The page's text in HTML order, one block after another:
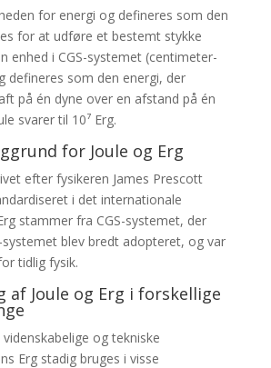
for energi og defineres som den
for at udføre et bestemt stykke
enhed i CGS-systemet (centimeter-
defineres som den energi, der
på én dyne over en afstand på én
svarer til 10⁷ Erg.
for Joule og Erg
efter fysikeren James Prescott
i det internationale
stammer fra CGS-systemet, der
blev bredt adopteret, og var
tidlig fysik.
af Joule og Erg i forskellige
videnskabelige og tekniske
Erg stadig bruges i visse